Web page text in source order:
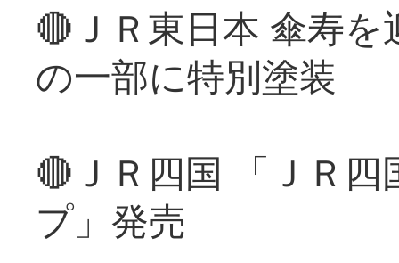
🔴ＪＲ東日本 傘寿
の一部に特別塗装
🔴ＪＲ四国 「ＪＲ
プ」発売